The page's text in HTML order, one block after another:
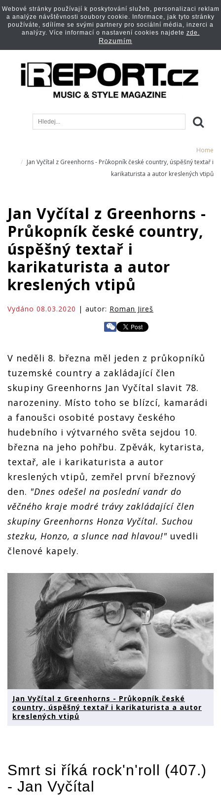
Home
Jan Vyčítal z Greenhorns - Průkopník české country, úspěšný textař i
karikaturista a autor kreslených vtipů
Jan Vyčítal z Greenhorns -
Průkopník české country,
úspěšný textař i
karikaturista a autor
kreslených vtipů
Vydáno 08.03.2020 | autor: Roman Jireš
V neděli 8. března měl jeden z průkopníků
tuzemské country a zakládající člen
skupiny Greenhorns Jan Vyčítal slavit 78.
narozeniny. Místo toho se blízcí, kamarádi
a fanoušci osobité postavy českého
hudebního i výtvarného světa sejdou 10.
března na jeho pohřbu. Zpěvák, kytarista,
textař, ale i karikaturista a autor
kreslených vtipů, zemřel první březnový
den. "Dnes odešel na poslední vandr do
věčného kraje modré trávy zakládající člen
skupiny Greenhorns Honza Vyčítal. Suchou
stezku, Honzo, a slunce nad hlavou!" uvedli
členové kapely.
Jan Vyčítal z Greenhorns - Průkopník české
country, úspěšný textař i karikaturista a autor
kreslených vtipů
Smrt si říká rock'n'roll (407.)
- Jan Vyčítal
Webové stránky používají k poskytování služeb, personalizaci reklam
a analýze návštěvnosti soubory cookie. Informace, jak tyto stránky
používáte, sdílíme se svými partnery pro sociální média, inzerci a
analýzy. Více informací o nastavení cookies najdete zde.
Rozumím